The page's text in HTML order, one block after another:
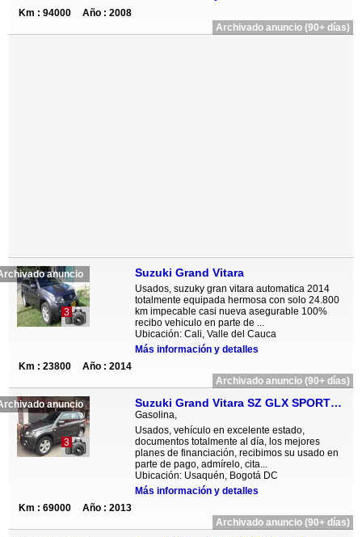
Km : 94000
Año : 2008
Archivado anuncio (90+ días)
anuncio
3
Suzuki Grand Vitara
Usados, suzuky gran vitara automatica 2014
totalmente equipada hermosa con solo 24.800
km impecable casi nueva asegurable 100%
recibo vehiculo en parte de ...
Ubicación: Cali, Valle del Cauca
Más información y detalles
Km : 23800
Año : 2014
Archivado anuncio (90+ días)
anuncio
3
Suzuki Grand Vitara SZ GLX SPORT MT 2400CC 5P 4X2
Gasolina,
Usados, vehículo en excelente estado,
documentos totalmente al día, los mejores
planes de financiación, recibimos su usado en
parte de pago, admírelo, cita...
Ubicación: Usaquén, Bogotá DC
Más información y detalles
Km : 69000
Año : 2013
Archivado anuncio (90+ días)